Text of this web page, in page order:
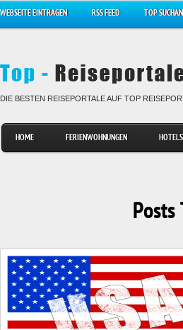
WEBSEITE EINTRAGEN RSS FEED TOP
DIE BESTEN REISEPORTALE AUF TOP
HOME FERIENWOHNUNGEN HOTELS
Posts